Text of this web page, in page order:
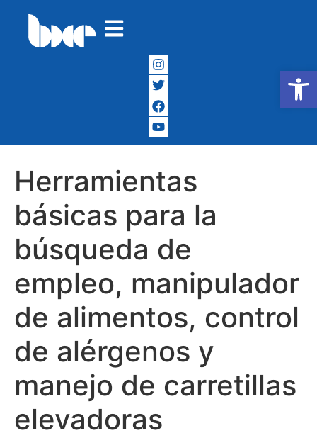
Abrir
Herramientas
básicas para la
búsqueda de
empleo, manipulador
de alimentos, control
de alérgenos y
manejo de carretillas
elevadoras